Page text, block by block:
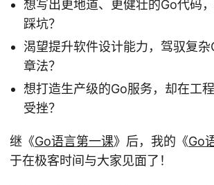
想写出更地道、更健壮的Go代码
踩坑？
渴望提升软件设计能力，驾驭复杂
章法？
想打造生产级的Go服务，却在工
受挫？
继《Go语言第一课》后，我的《Go
于在极客时间与大家见面了！